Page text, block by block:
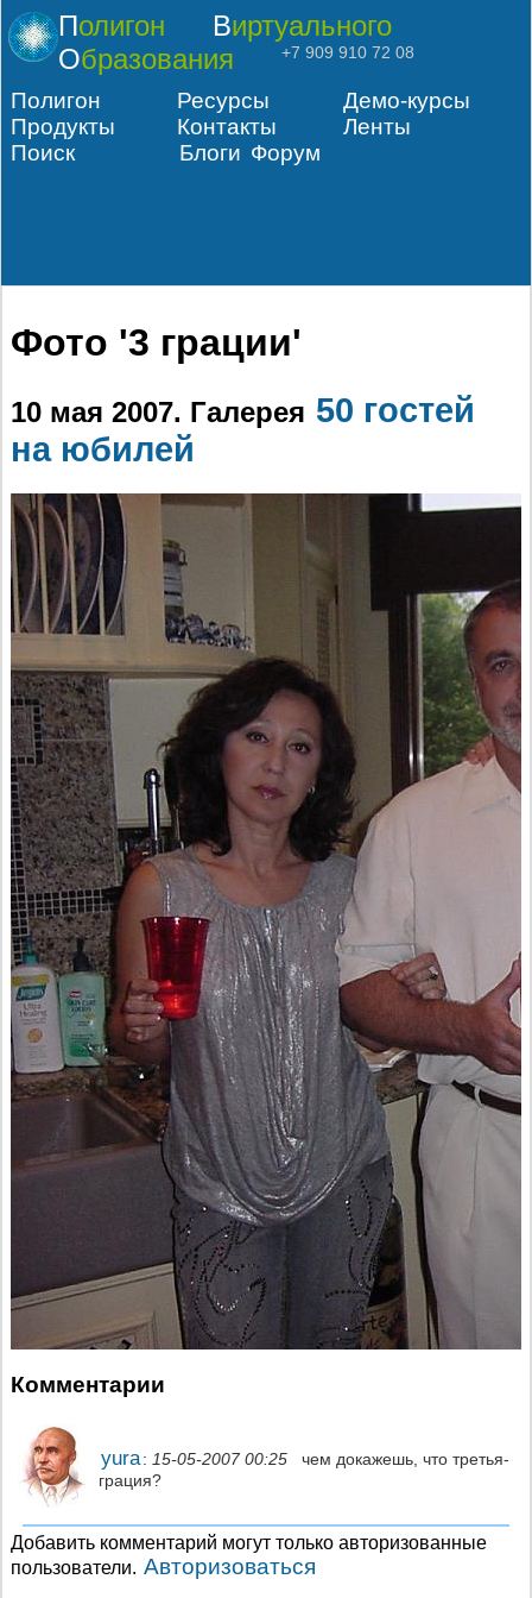
Полигон
Виртуального
Образования
+7 909 910 72 08
Полигон Ресурсы
Демо-курсы
Продукты
Контакты
Ленты
Поиск
Блоги Форум
Фото '3 грации'
10 мая 2007. Галерея 50 гостей
на юбилей
Комментарии
yura: 15-05-2007 00:25 чем докажешь, что третья-
грация?
Добавить комментарий могут только авторизованные
пользователи. Авторизоваться